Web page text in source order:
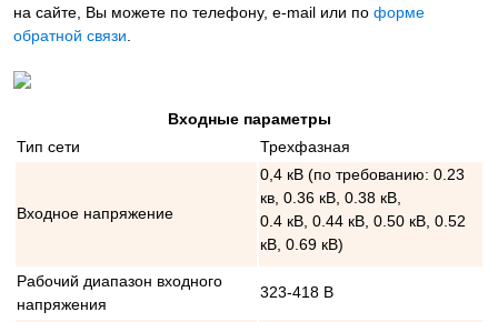
на сайте, Вы можете по телефону, e-mail или по форме
обратной связи.
Входные параметры
Тип сети
Трехфазная
Входное напряжение
0,4 кВ (по требованию: 0.23
кв, 0.36 кВ, 0.38 кВ,
0.4 кВ, 0.44 кВ, 0.50 кВ, 0.52
кВ, 0.69 кВ)
Рабочий диапазон входного
напряжения
323-418 В